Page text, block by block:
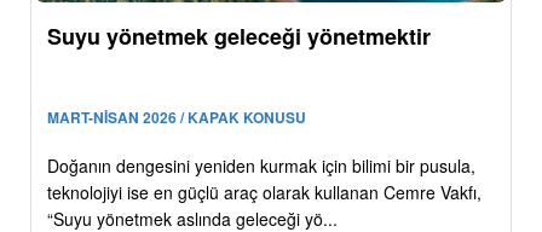
Suyu yönetmek geleceği yönetmektir
MART-NİSAN 2026 / KAPAK KONUSU
Doğanın dengesini yeniden kurmak için bilimi bir pusula,
teknolojiyi ise en güçlü araç olarak kullanan Cemre Vakfı,
“Suyu yönetmek aslında geleceği yö...